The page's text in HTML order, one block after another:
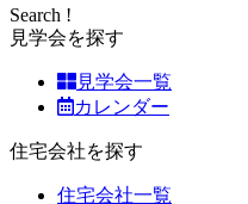
Search !
見学会を探す
見学会一覧
カレンダー
住宅会社を探す
住宅会社一覧